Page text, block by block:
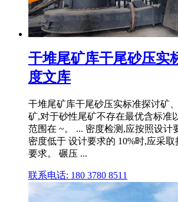
干堆尾矿库干尾砂压实
度文库
干堆尾矿库干尾砂压实标准探讨矿
矿,对于砂性尾矿不存在最优含标准
范围在 ~。 ... 密度检测,应按照设计
密度低于 设计要求的 10%时,应采
要求。 碾压 ...
联系电话: 180 3780 8511